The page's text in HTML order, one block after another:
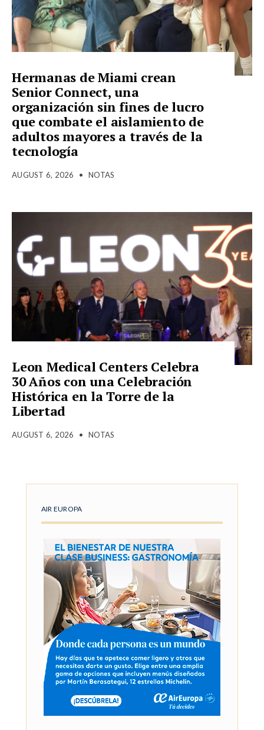
Hermanas de Miami crean
Senior Connect, una
organización sin fines de lucro
que combate el aislamiento de
adultos mayores a través de la
tecnología
AUGUST 6, 2026 • NOTAS
Leon Medical Centers Celebra
30 Años con una Celebración
Histórica en la Torre de la
Libertad
AUGUST 6, 2026 • NOTAS
AIR EUROPA